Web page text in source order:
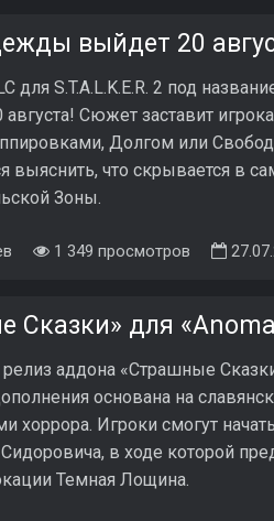
выйдет 20
для S.T.A.L.K.E.R. 2 под
августа! Сюжет заставит
Долгом или
выяснить, что скрывается в
Зоны.
1 349 просмотров
для
релиз аддона «Страшные
основана на
хоррора. Игроки смогут
в ходе которой
Темная Лощина.